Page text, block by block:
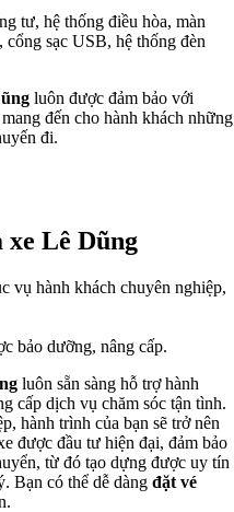
tư, hệ thống điều hòa, màn
sạc USB, hệ thống đèn
luôn được đảm bảo với
đến cho hành khách những
đi.
xe Lê Dũng
vụ hành khách chuyên nghiệp,
bảo dưỡng, nâng cấp.
luôn sẵn sàng hỗ trợ hành
cấp dịch vụ chăm sóc tận tình.
hành trình của bạn sẽ trở nên
được đầu tư hiện đại, đảm bảo
từ đó tạo dựng được uy tín
Bạn có thể dễ dàng đặt vé